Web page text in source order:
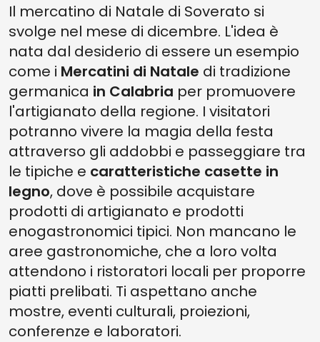
Il mercatino di Natale di Soverato si
svolge nel mese di dicembre. L'idea è
nata dal desiderio di essere un esempio
come i Mercatini di Natale di tradizione
germanica in Calabria per promuovere
l'artigianato della regione. I visitatori
potranno vivere la magia della festa
attraverso gli addobbi e passeggiare tra
le tipiche e caratteristiche casette in
legno, dove è possibile acquistare
prodotti di artigianato e prodotti
enogastronomici tipici. Non mancano le
aree gastronomiche, che a loro volta
attendono i ristoratori locali per proporre
piatti prelibati. Ti aspettano anche
mostre, eventi culturali, proiezioni,
conferenze e laboratori.